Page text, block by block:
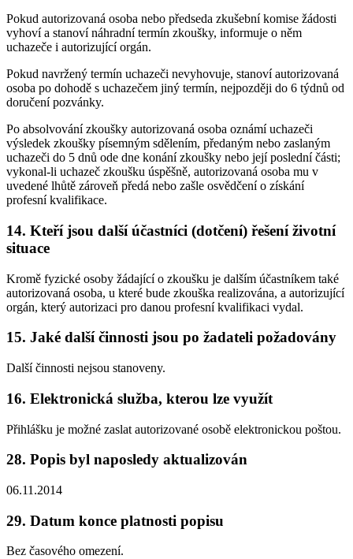
Pokud autorizovaná osoba nebo předseda zkušební komise žádosti
vyhoví a stanoví náhradní termín zkoušky, informuje o něm
uchazeče i autorizující orgán.
Pokud navržený termín uchazeči nevyhovuje, stanoví autorizovaná
osoba po dohodě s uchazečem jiný termín, nejpozději do 6 týdnů od
doručení pozvánky.
Po absolvování zkoušky autorizovaná osoba oznámí uchazeči
výsledek zkoušky písemným sdělením, předaným nebo zaslaným
uchazeči do 5 dnů ode dne konání zkoušky nebo její poslední části;
vykonal-li uchazeč zkoušku úspěšně, autorizovaná osoba mu v
uvedené lhůtě zároveň předá nebo zašle osvědčení o získání
profesní kvalifikace.
14. Kteří jsou další účastníci (dotčení) řešení životní
situace
Kromě fyzické osoby žádající o zkoušku je dalším účastníkem také
autorizovaná osoba, u které bude zkouška realizována, a autorizující
orgán, který autorizaci pro danou profesní kvalifikaci vydal.
15. Jaké další činnosti jsou po žadateli požadovány
Další činnosti nejsou stanoveny.
16. Elektronická služba, kterou lze využít
Přihlášku je možné zaslat autorizované osobě elektronickou poštou.
28. Popis byl naposledy aktualizován
06.11.2014
29. Datum konce platnosti popisu
Bez časového omezení.